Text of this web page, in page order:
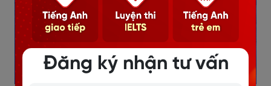
Đăng ký nhận tư vấn